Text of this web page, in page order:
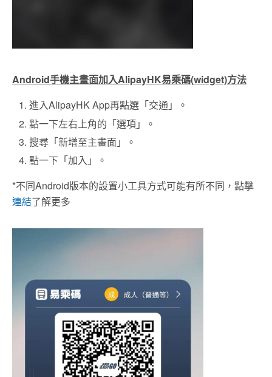
Android手機主畫面加入AlipayHK易乘碼(widget)方法
進入AlipayHK App再點選「交通」。
點一下左右上角的「選項」。
搜尋「新增至主畫面」。
點一下「加入」。
*不同Android版本的設置小工具方式可能有所不同，點擊
連結了解更多